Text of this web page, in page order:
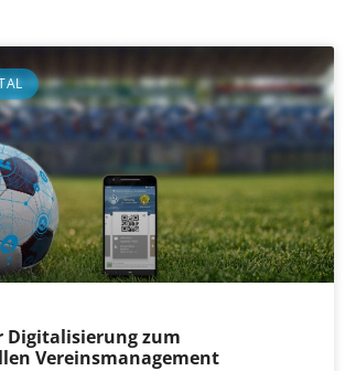
Digitalisierung zum
Vereinsmanagement